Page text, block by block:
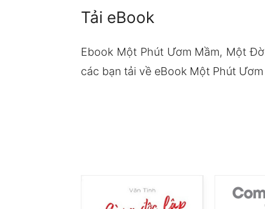
Tải eBook
Ebook Một Phút Ươm Mầm, Một
các bạn tải về eBook Một Phút